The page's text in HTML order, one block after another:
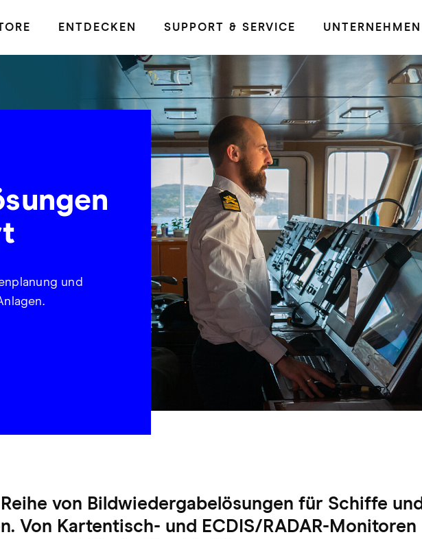
ENTDECKEN SUPPORT & SERVICE UNTERNEHMEN
und
von Bildwiedergabelösungen für Schiffe und
Von Kartentisch- und ECDIS/RADAR-Monitoren